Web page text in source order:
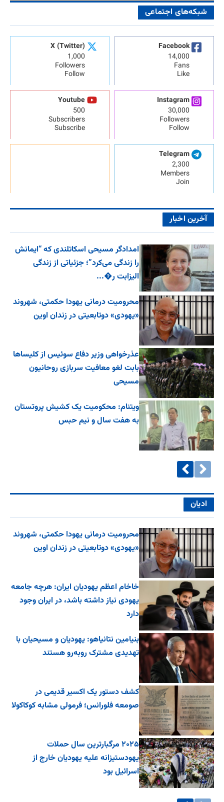
شبکه‌های اجتماعی
Facebook
14,000
Fans
Like
X (Twitter)
1,000
Followers
Follow
Instagram
30,000
Followers
Follow
Youtube
500
Subscribers
Subscribe
Telegram
2,300
Members
Join
آخرین اخبار
امدادگر مسیحی اسکاتلندی که “ایمانش
را زندگی می‌کرد”؛ جزئیاتی از زندگی
الیزابت ر�...
محرومیت درمانی یهودا حکمتی، شهروند
«یهودی» دوتابعیتی در زندان اوین
عذرخواهی وزیر دفاع سوئیس از کلیساها
بابت لغو معافیت سربازی روحانیون
مسیحی
ویتنام: محکومیت یک کشیش پروتستان
به هفت سال و نیم حبس
ادیان
محرومیت درمانی یهودا حکمتی، شهروند
«یهودی» دوتابعیتی در زندان اوین
خاخام اعظم یهودیان ایران: هرچه جامعه
یهودی نیاز داشته باشد، در ایران وجود
دارد
بنیامین نتانیاهو: یهودیان و مسیحیان با
تهدیدی مشترک روبه‌رو هستند
کشف دستور یک اکسیر قدیمی در
صومعه فلورانس؛ فرمولی مشابه کوکاکولا
۲۰۲۵ مرگبارترین سال حملات
یهودستیزانه علیه یهودیان خارج از
اسرائیل بود